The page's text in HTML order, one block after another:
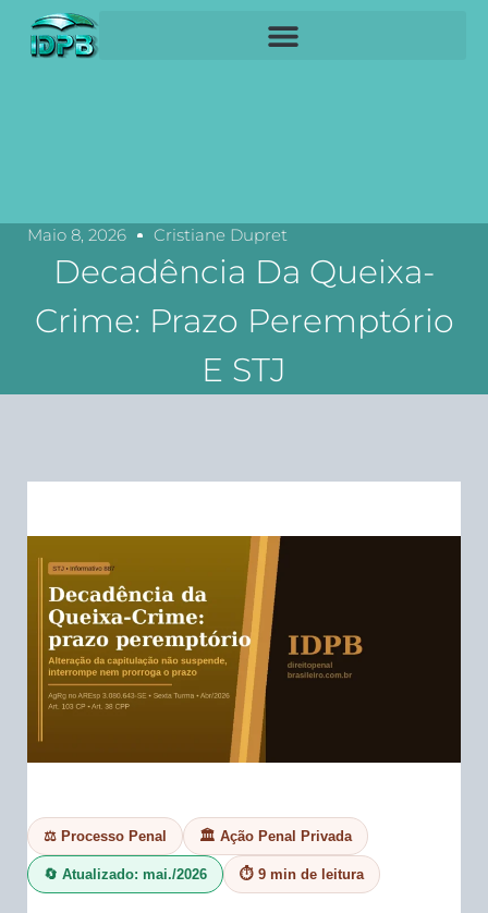
Maio 8, 2026 Cristiane Dupret
Decadência Da Queixa-
Crime: Prazo Peremptório
E STJ
⚖️ Processo Penal 🏛️ Ação Penal Privada
🔄 Atualizado: mai./2026 ⏱️ 9 min de leitura